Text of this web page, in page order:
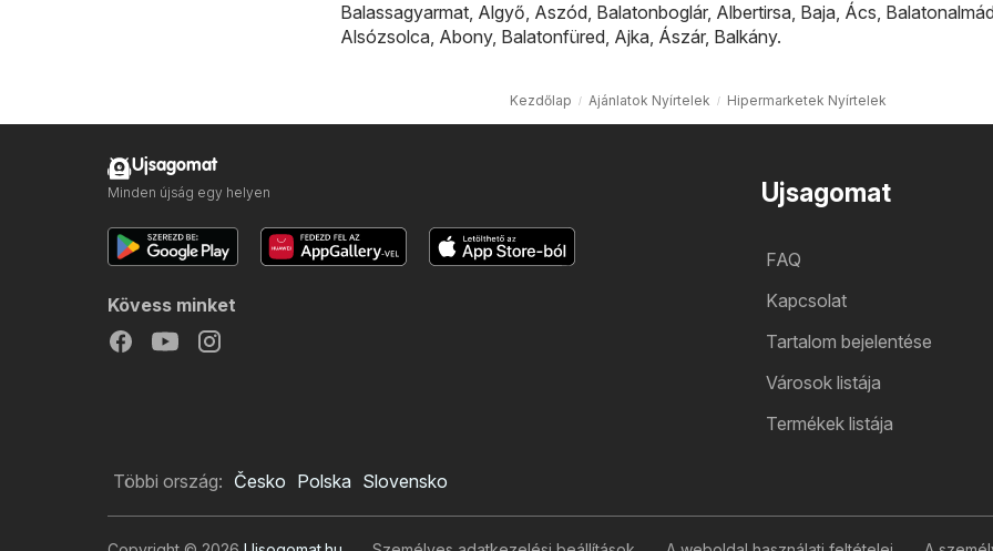
Balassagyarmat Algyő Aszód Balatonboglár, Albertirsa Baja Ács
Alsózsolca Abony, Balatonfüred Ajka Ászár, Balkány.
Kezdőlap Ajánlatok Nyírtelek Hipermarketek Nyírtelek
Ujsagomat
FAQ
Kapcsolat
Tartalom bejelentése
Városok listája
Termékek listája
Ujsagomat
Minden újság egy helyen
Kövess minket
Többi ország: Česko Polska Slovensko